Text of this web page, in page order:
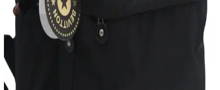
Hummel Darrel Bag Pack Sırt Çantası: Şık ve
Fonksiyonel Günlük Kullanım Çantası
Mor renkli Hummel Darrel Bag Pack, geniş iç hacmi ve ergonomik
karşılar.
Lucky Bees Kadın Sırt Çantası Günlük Kullanım